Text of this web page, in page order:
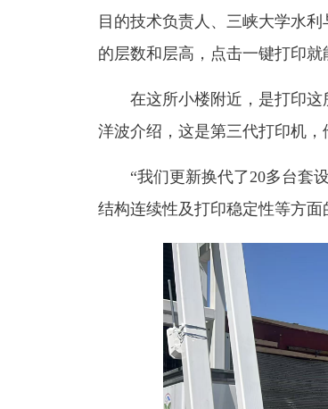
目的技术负责人、三峡大学水
的层数和层高，点击一键打印就
在这所小楼附近，是打印
洋波介绍，这是第三代打印机，
“我们更新换代了20多台套
结构连续性及打印稳定性等方面